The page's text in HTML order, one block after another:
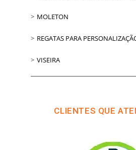
MOLETON
REGATAS PARA
VISEIRA
CLIENTES QUE